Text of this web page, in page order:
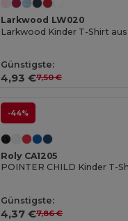
Larkwood LW020
Günstigste:
4,93 €7,50 €
-44%
Roly CA1205
POINTER CHILD Kinder T-
Günstigste:
4,37 €7,86 €